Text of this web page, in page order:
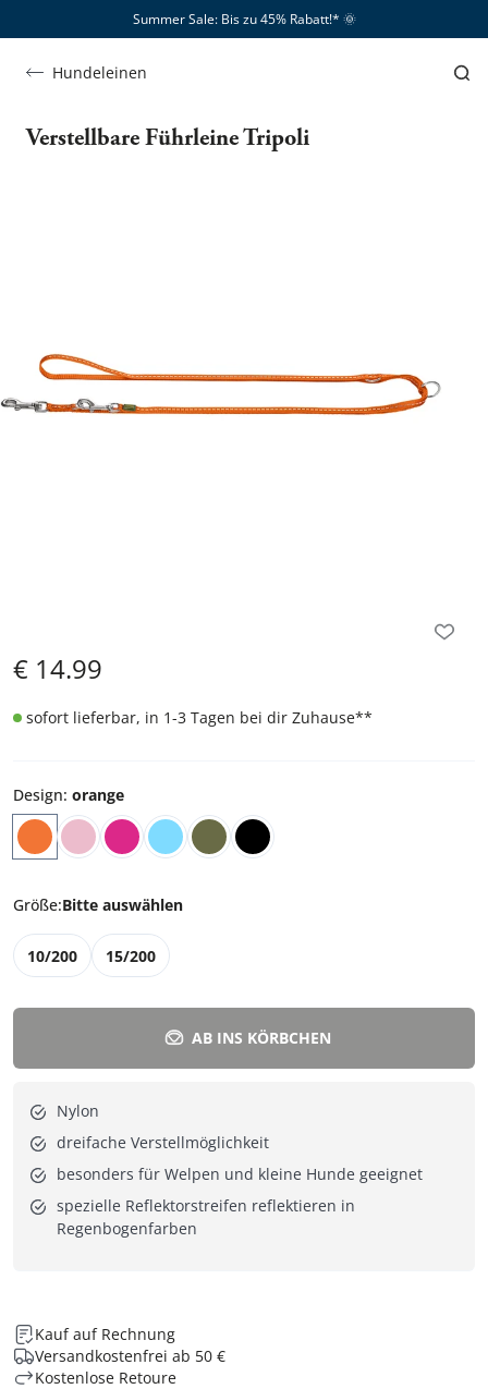
Summer Sale: Bis zu 45% Rabatt!*​ 🌞
Hundeleinen
Verstellbare Führleine Tripoli
€ 14.99
sofort lieferbar, in 1-3 Tagen bei dir Zuhause**
Design: orange
Größe:Bitte auswählen
10/200 15/200
AB INS KÖRBCHEN
Nylon
dreifache Verstellmöglichkeit
besonders für Welpen und kleine Hunde geeignet
spezielle Reflektorstreifen reflektieren in
Regenbogenfarben
Kauf auf Rechnung
Versandkostenfrei ab 50 €
Kostenlose Retoure